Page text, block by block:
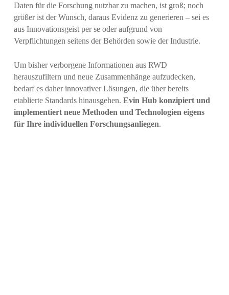
Daten für die Forschung nutzbar zu machen, ist groß; noch
größer ist der Wunsch, daraus Evidenz zu generieren – sei es
aus Innovationsgeist per se oder aufgrund von
Verpflichtungen seitens der Behörden sowie der Industrie.
Um bisher verborgene Informationen aus RWD
herauszufiltern und neue Zusammenhänge aufzudecken,
bedarf es daher innovativer Lösungen, die über bereits
etablierte Standards hinausgehen. Evin Hub konzipiert und
implementiert neue Methoden und Technologien eigens
für Ihre individuellen Forschungsanliegen.